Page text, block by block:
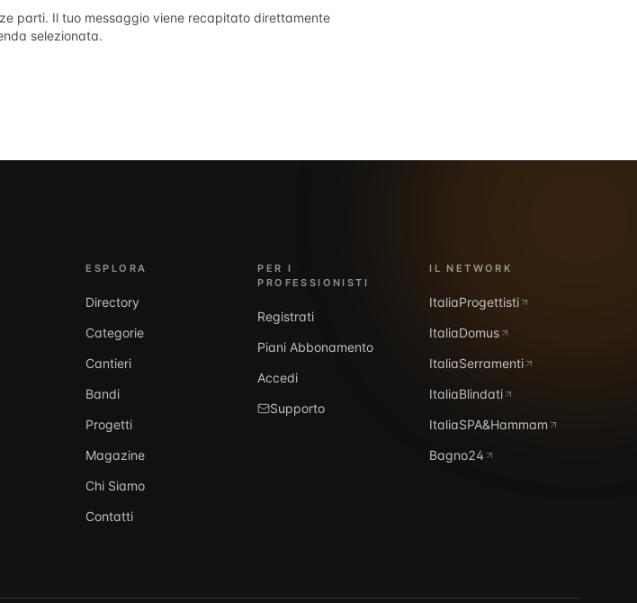
parti. Il tuo messaggio viene recapitato direttamente
selezionata.
ESPLORA
Directory
Categorie
Cantieri
Bandi
Progetti
Magazine
Chi Siamo
Contatti
PER I
PROFESSIONISTI
Registrati
Piani Abbonamento
Accedi
Supporto
IL NETWORK
ItaliaProgettisti
ItaliaDomus
ItaliaSerramenti
ItaliaBlindati
ItaliaSPA&Hammam
Bagno24